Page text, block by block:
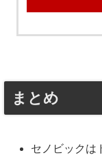
まとめ
セノビックは